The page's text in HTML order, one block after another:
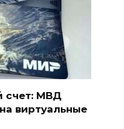
счет: МВД
виртуальные